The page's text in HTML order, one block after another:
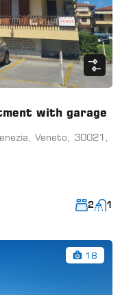
with garage
Veneto, 30021,
2 1
18